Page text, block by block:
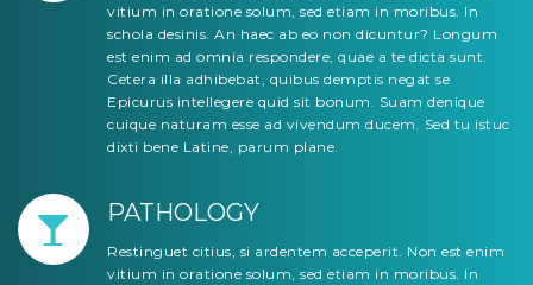
vitium in oratione solum, sed etiam in moribus. In
schola desinis. An haec ab eo non dicuntur? Longum
est enim ad omnia respondere, quae a te dicta sunt.
Cetera illa adhibebat, quibus demptis negat se
Epicurus intellegere quid sit bonum. Suam denique
cuique naturam esse ad vivendum ducem. Sed tu istuc
dixti bene Latine, parum plane.
PATHOLOGY
Restinguet citius, si ardentem acceperit. Non est enim
vitium in oratione solum, sed etiam in moribus. In